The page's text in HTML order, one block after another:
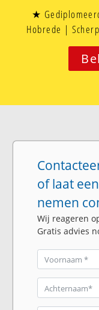
★
Hobrede |
of laat
nemen
Wij reageren
Gratis advies